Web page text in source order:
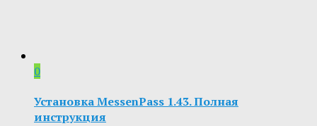
0
Установка MessenPass 1.43. Полная
инструкция